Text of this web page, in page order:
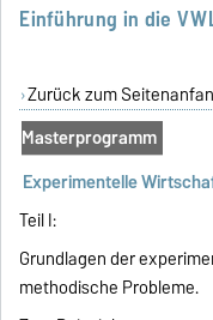
Einführung in die
Zurück zum
Masterprogramm
Experimentelle
Teil I:
Grundlagen der
methodische Probleme.